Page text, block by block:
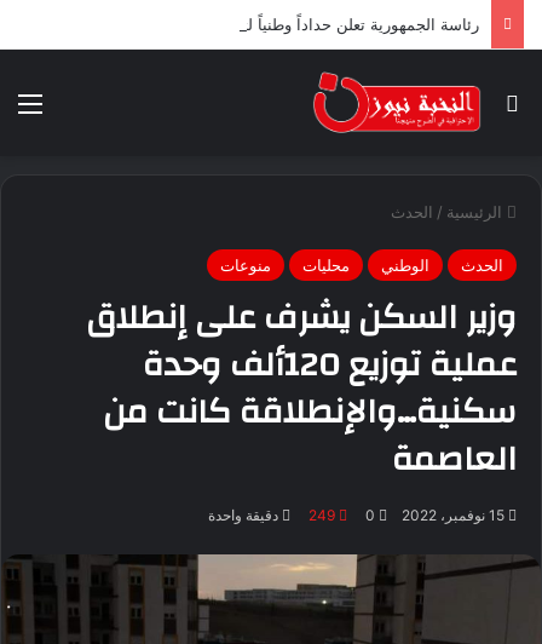
رئاسة الجمهورية تعلن حداداً وطنياً لثلاثة أيام ابتداء من اليوم
بحث عن
الرئيسية / الحدث
الحدث الوطني محليات منوعات
وزير السكن يشرف على إنطلاق
عملية توزيع 120ألف وحدة
سكنية…والإنطلاقة كانت من
العاصمة
15 نوفمبر، 2022 0
249 دقيقة واحدة